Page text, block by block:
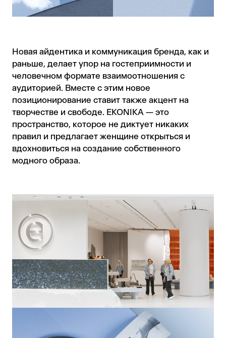
Новая айдентика и коммуникация бренда, как и
раньше, делает упор на гостеприимности и
человечном формате взаимоотношения с
аудиторией. Вместе с этим новое
позиционирование ставит также акцент на
творчестве и свободе. EKONIKA — это
пространство, которое не диктует никаких
правил и предлагает женщине открыться и
вдохновиться на создание собственного
модного образа.